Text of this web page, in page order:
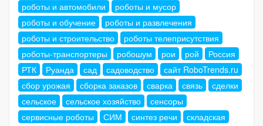
роботы и автомобили
роботы и мусор
роботы и обучение
роботы и развлечения
роботы и строительство
роботы телеприсутствия
роботы-транспортеры
робошум рои рой
Россия
РТК
Руанда сад садоводство
сайт RoboTrends.ru
сбор урожая
сборка заказов сварка связь
сделки
сельское
сельское хозяйство
сенсоры
сервисные роботы
СИМ синтез речи
складская